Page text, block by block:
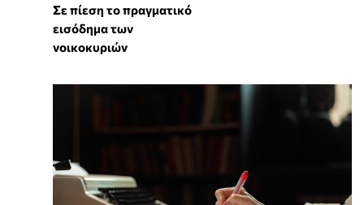
Σε πίεση το πραγματικό
εισόδημα των
νοικοκυριών